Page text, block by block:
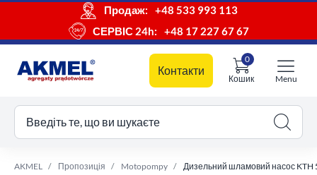
Продаж:
+48 533 993 113
СЕРВІС 24h:
+48 17 227 67 67
Контакти
Кошик
0
кошик
Menu
Введіть те, що ви шукаєте
AKMEL Пропозиція Motopompy Дизельний шламовий насос KTH